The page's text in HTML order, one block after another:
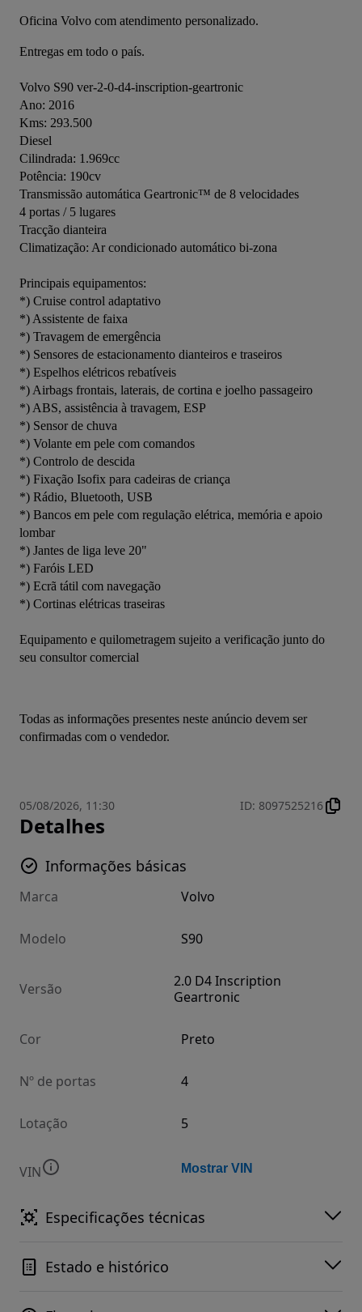
Oficina Volvo com atendimento personalizado.
Entregas em todo o país.
Volvo S90 ver-2-0-d4-inscription-geartronic
Ano: 2016
Kms: 293.500
Diesel
Cilindrada: 1.969cc
Potência: 190cv
Transmissão automática Geartronic™ de 8 velocidades
4 portas / 5 lugares
Tracção dianteira
Climatização: Ar condicionado automático bi-zona
Principais equipamentos:
*) Cruise control adaptativo
*) Assistente de faixa
*) Travagem de emergência
*) Sensores de estacionamento dianteiros e traseiros
*) Espelhos elétricos rebatíveis
*) Airbags frontais, laterais, de cortina e joelho passageiro
*) ABS, assistência à travagem, ESP
*) Sensor de chuva
*) Volante em pele com comandos
*) Controlo de descida
*) Fixação Isofix para cadeiras de criança
*) Rádio, Bluetooth, USB
*) Bancos em pele com regulação elétrica, memória e apoio
lombar
*) Jantes de liga leve 20"
*) Faróis LED
*) Ecrã tátil com navegação
*) Cortinas elétricas traseiras
Equipamento e quilometragem sujeito a verificação junto do
seu consultor comercial
Todas as informações presentes neste anúncio devem ser
confirmadas com o vendedor.
05/08/2026, 11:30 ID: 8097525216
Detalhes
Informações básicas
Marca Volvo
Modelo S90
Versão
2.0 D4 Inscription
Geartronic
Cor Preto
Nº de portas 4
Lotação 5
VIN Mostrar VIN
Especificações técnicas
Estado e histórico